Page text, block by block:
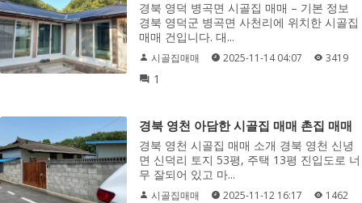
경북 영덕 병곡면 시골집 매매 – 기본 정보
경북 영덕군 병곡면 사천리에 위치한 시골집
매매 건입니다. 대...
시골집매매 2025-11-14 04:07 3419
1
경북 영천 아담한 시골집 매매 촌집 매매
경북 영천 시골집 매매 소개 경북 영천 신녕
면 신덕리 토지 53평, 주택 13평 진입도로 너
무 잘되어 있고 마...
시골집매매 2025-11-12 16:17 1462